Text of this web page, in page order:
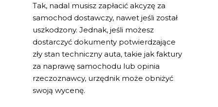
Tak, nadal musisz zapłacić akcyzę za
samochod dostawczy, nawet jeśli został
uszkodzony. Jednak, jeśli możesz
dostarczyć dokumenty potwierdzające
zły stan techniczny auta, takie jak faktury
za naprawę samochodu lub opinia
rzeczoznawcy, urzędnik może obniżyć
swoją wycenę.